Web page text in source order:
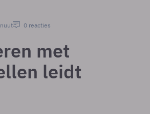
0 reacties
met
leidt